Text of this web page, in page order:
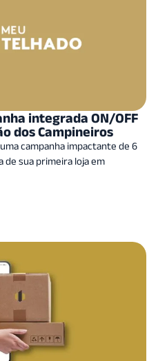
integrada ON/OFF
dos Campineiros
campanha impactante de 6
de sua primeira loja em